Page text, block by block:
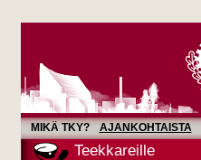
MIKÄ TKY? AJANKOHTAISTA
Teekkareille